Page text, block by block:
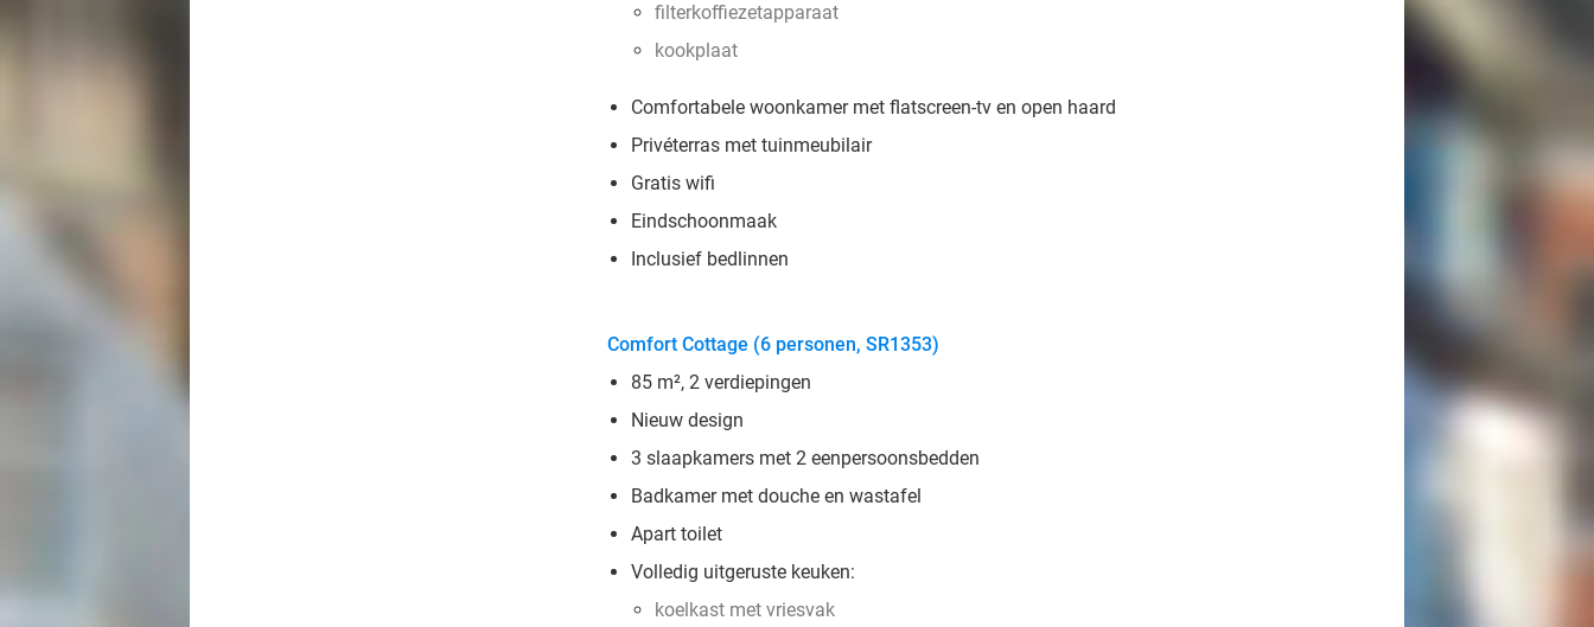
filterkoffiezetapparaat
kookplaat
Comfortabele woonkamer met flatscreen-tv en open haard
Privéterras met tuinmeubilair
Gratis wifi
Eindschoonmaak
Inclusief bedlinnen
Comfort Cottage (6 personen, SR1353)
85 m², 2 verdiepingen
Nieuw design
3 slaapkamers met 2 eenpersoonsbedden
Badkamer met douche en wastafel
Apart toilet
Volledig uitgeruste keuken:
koelkast met vriesvak